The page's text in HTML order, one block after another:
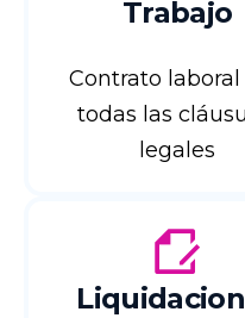
Trabajo
Contrato laboral
todas las
legales